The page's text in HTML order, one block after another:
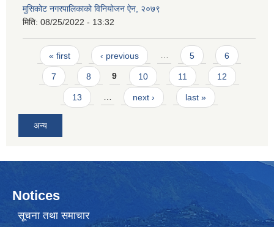
मुसिकोट नगरपालिकाको विनियोजन ऐन, २०७९
मिति: 08/25/2022 - 13:32
Pages
« first ‹ previous … 5 6
7 8 9 10 11 12
13 … next › last »
अन्य
Notices
सूचना तथा समाचार